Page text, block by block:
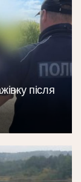
після